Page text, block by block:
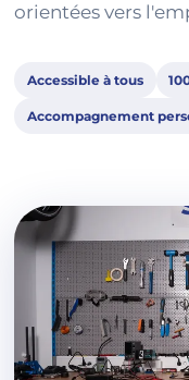
orientées vers
Accessible à tous
Accompagnement